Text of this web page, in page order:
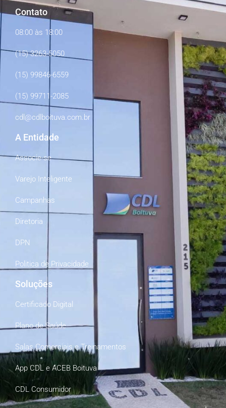
Contato
08:00 às 18:00
(15) 3263-5050
(15) 99846-6559
(15) 99711-2085
cdl@cdlboituva.com.br
A Entidade
Associe-se
Varejo Inteligente
Campanhas
Diretoria
DPN
Politica de Privacidade
Soluções
Certificado Digital
Plano de Saúde
Salas Comerciais e Treinamentos
App CDL e ACEB Boituva
CDL Consumidor